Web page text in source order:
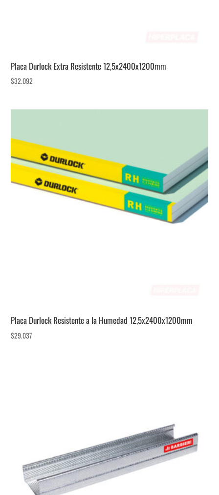
Placa Durlock Extra Resistente 12,5x2400x1200mm
$32.092
Placa Durlock Resistente a la Humedad 12,5x2400x1200mm
$29.037